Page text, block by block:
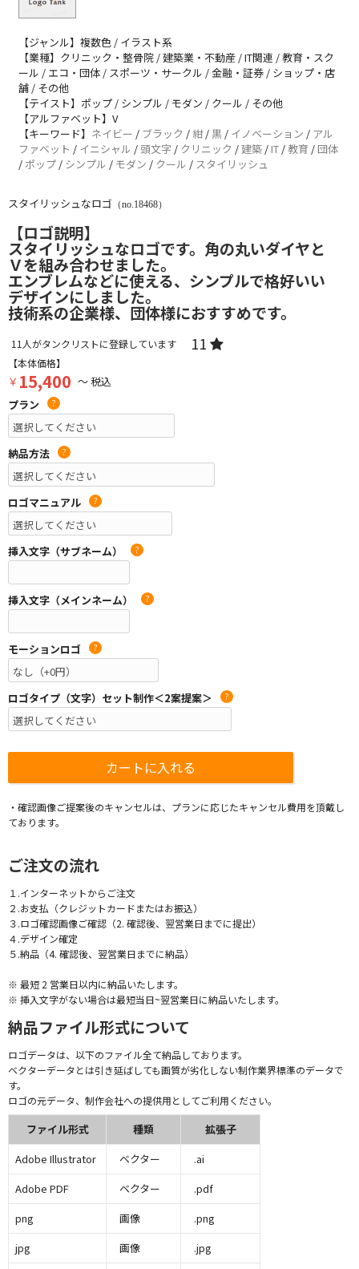
【ジャンル】複数色 / イラスト系
【業種】クリニック・整骨院 / 建築業・不動産 / IT関連 / 教育・スク
ール / エコ・団体 / スポーツ・サークル / 金融・証券 / ショップ・店
舗 / その他
【テイスト】ポップ / シンプル / モダン / クール / その他
【アルファベット】V
【キーワード】 ネイビー / ブラック / 紺/黒 / イノベーション / アル
ファベット / イニシャル / 頭文字 / クリニック /建築 /IT / 教育 /団体
/ ポップ / シンプル / モダン / クール / スタイリッシュ
スタイリッシュなロゴ （no.18468）
【ロゴ説明】
スタイリッシュなロゴです。角の丸いダイヤと
Ｖを組み合わせました。
エンブレムなどに使える、シンプルで格好いい
デザインにしました。
技術系の企業様、団体様におすすめです。
11 人がタンクリストに登録しています 11
【本体価格】
￥ 15,400 ～ 税込
プラン
?
納品方法 ?
ロゴマニュアル ?
挿入文字（サブネーム） ?
挿入文字（メインネーム） ?
モーションロゴ ?
ロゴタイプ（文字）セット制作＜2案提案＞ ?
・確認画像ご提案後のキャンセルは、プランに応じたキャンセル費用を頂戴し
ております。
ご注文の流れ
１.インターネットからご注文
２.お支払（クレジットカードまたはお振込）
３.ロゴ確認画像ご確認（2. 確認後、翌営業日までに提出）
４.デザイン確定
５.納品（4. 確認後、翌営業日までに納品）
※ 最短 2 営業日以内に納品いたします。
※ 挿入文字がない場合は最短当日~翌営業日に納品いたします。
納品ファイル形式について
ロゴデータは、以下のファイル全て納品しております。
ベクターデータとは引き延ばしても画質が劣化しない制作業界標準のデータで
す。
ロゴの元データ、制作会社への提供用としてご利用ください。
ファイル形式 種類
拡張子
Adobe Illustrator
ベクター
.ai
Adobe PDF
ベクター
.pdf
png
画像
.png
jpg
画像
.jpg